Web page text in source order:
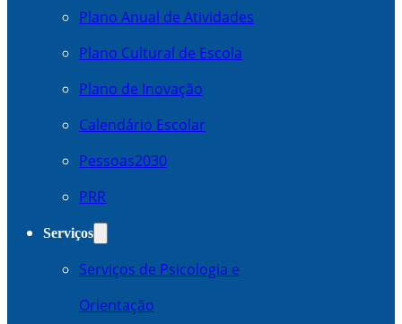
Plano Anual de Atividades
Plano Cultural de Escola
Plano de Inovação
Calendário Escolar
Pessoas2030
PRR
Serviços
Serviços de Psicologia e
Orientação